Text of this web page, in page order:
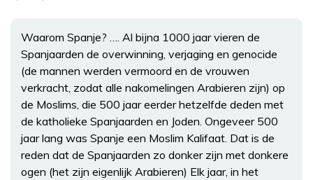
Waarom Spanje? …. Al bijna 1000 jaar vieren de
Spanjaarden de overwinning, verjaging en genocide
(de mannen werden vermoord en de vrouwen
verkracht, zodat alle nakomelingen Arabieren zijn) op
de Moslims, die 500 jaar eerder hetzelfde deden met
de katholieke Spanjaarden en Joden. Ongeveer 500
jaar lang was Spanje een Moslim Kalifaat. Dat is de
reden dat de Spanjaarden zo donker zijn met donkere
ogen (het zijn eigenlijk Arabieren) Elk jaar, in het